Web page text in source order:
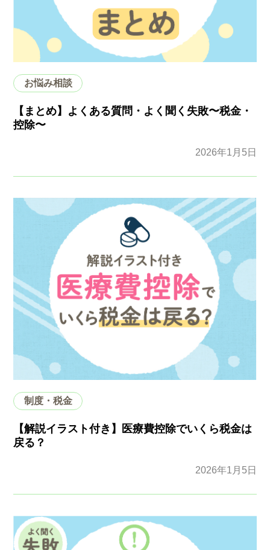
お悩み相談
【まとめ】よくある質問・よく聞く失敗〜税金・
控除〜
2026年1月5日
制度・税金
【解説イラスト付き】医療費控除でいくら税金は
戻る？
2026年1月5日